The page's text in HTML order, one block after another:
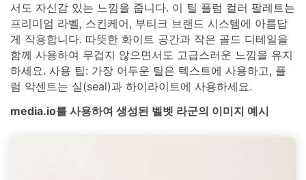
서도 자신감 있는 느낌을 줍니다. 이 틸 플럼 컬러 팔레트는
프리미엄 라벨, 스킨케어, 부티크 브랜드 시스템에 아름답
게 작용합니다. 따뜻한 화이트 공간과 작은 골드 디테일을
함께 사용하여 무겁지 않으면서도 고급스러운 느낌을 유지
하세요. 사용 팁: 가장 어두운 틸은 텍스트에 사용하고, 플
럼 악센트는 실(seal)과 하이라이트에 사용하세요.
media.io를 사용하여 생성된 벨벳 라군의 이미지 예시